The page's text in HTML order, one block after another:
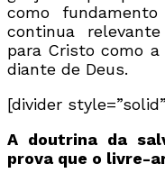
como
continua
para Cristo como
diante de Deus.
[divider
A doutrina da
prova que o livre-